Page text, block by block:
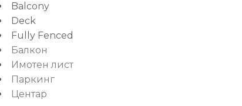
Balcony
Deck
Fully Fenced
Балкон
Имотен лист
Паркинг
Центар